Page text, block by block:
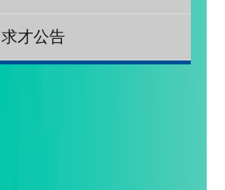
求才公告